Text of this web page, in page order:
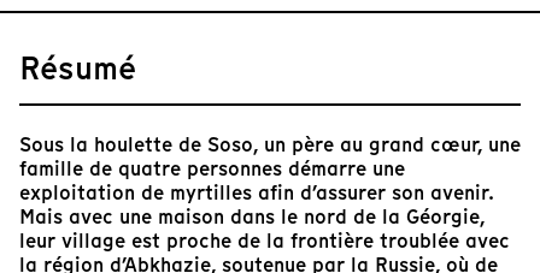
Résumé
Sous la houlette de Soso, un père au grand cœur, une
famille de quatre personnes démarre une
exploitation de myrtilles afin d’assurer son avenir.
Mais avec une maison dans le nord de la Géorgie,
leur village est proche de la frontière troublée avec
la région d’Abkhazie, soutenue par la Russie, où de